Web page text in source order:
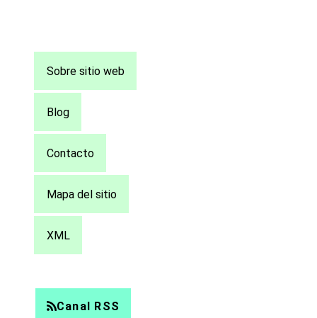
página
Sobre sitio web
Blog
Contacto
Mapa del sitio
XML
Canal RSS